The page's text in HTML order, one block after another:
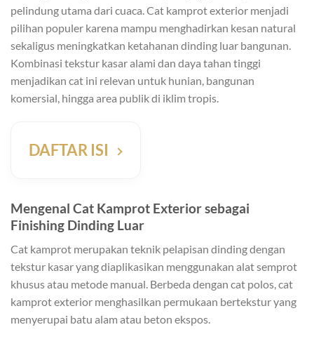
pelindung utama dari cuaca. Cat kamprot exterior menjadi
pilihan populer karena mampu menghadirkan kesan natural
sekaligus meningkatkan ketahanan dinding luar bangunan.
Kombinasi tekstur kasar alami dan daya tahan tinggi
menjadikan cat ini relevan untuk hunian, bangunan
komersial, hingga area publik di iklim tropis.
DAFTAR ISI
Mengenal Cat Kamprot Exterior sebagai
Finishing Dinding Luar
Cat kamprot merupakan teknik pelapisan dinding dengan
tekstur kasar yang diaplikasikan menggunakan alat semprot
khusus atau metode manual. Berbeda dengan cat polos, cat
kamprot exterior menghasilkan permukaan bertekstur yang
menyerupai batu alam atau beton ekspos.